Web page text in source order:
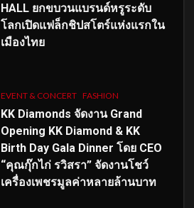
HALL ยกขบวนแบรนด์หรูระดับ
โลกเปิดแฟล็กชิปสโตร์แห่งแรกใน
เมืองไทย
EVENT & CONCERT FASHION
KK Diamonds จัดงาน Grand
Opening KK Diamond & KK
Birth Day Gala Dinner โดย CEO
“คุณกุ๊กไก่ รวิสรา” จัดงานโชว์
เครื่องเพชรมูลค่าหลายล้านบาท